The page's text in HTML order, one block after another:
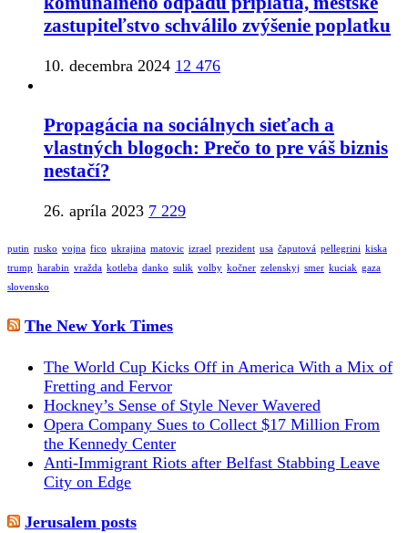
zastupiteľstvo schválilo zvýšenie poplatku
10. decembra 2024 12 476
Propagácia na sociálnych sieťach a
vlastných blogoch: Prečo to pre váš biznis
nestačí?
26. apríla 2023 7 229
putin rusko vojna fico ukrajina matovic izrael prezident usa čaputová pellegrini kiska
trump harabin vražda kotleba danko sulik volby kočner zelenskyj smer kuciak gaza
slovensko
The New York Times
The World Cup Kicks Off in America With a Mix of
Fretting and Fervor
Hockney’s Sense of Style Never Wavered
Opera Company Sues to Collect $17 Million From
the Kennedy Center
Anti-Immigrant Riots after Belfast Stabbing Leave
City on Edge
Jerusalem posts